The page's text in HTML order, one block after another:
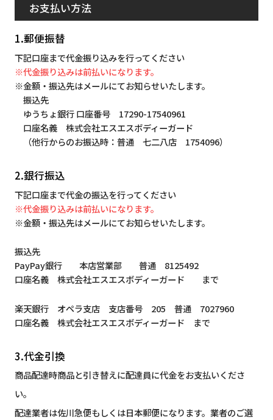
お支払い方法
1.郵便振替
下記口座まで代金振り込みを行ってください
※代金振り込みは前払いになります。
※金額・振込先はメールにてお知らせいたします。
振込先
ゆうちょ銀行 口座番号 17290-17540961
口座名義 株式会社エスエスボディーガード
（他行からのお振込時：普通 七二八店 1754096）
2.銀行振込
下記口座まで代金の振込を行ってください
※代金振り込みは前払いになります。
※金額・振込先はメールにてお知らせいたします。
振込先
PayPay銀行 本店営業部 普通 8125492
口座名義 株式会社エスエスボディーガード まで
楽天銀行 オペラ支店 支店番号 205 普通 7027960
口座名義 株式会社エスエスボディーガード まで
3.代金引換
商品配達時商品と引き替えに配達員に代金をお支払いくださ
い。
配達業者は佐川急便もしくは日本郵便になります。業者のご選